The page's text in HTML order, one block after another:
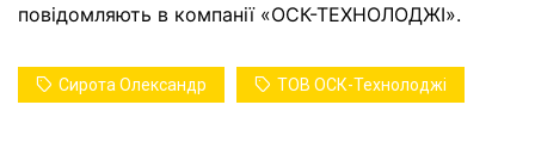
повідомляють в компанії «ОСК-ТЕХНОЛОДЖІ».
Сирота Олександр ТОВ ОСК-Технолоджі